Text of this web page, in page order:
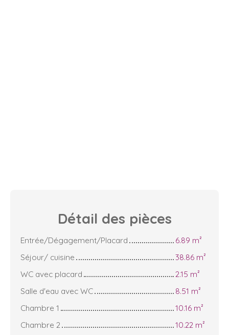
Détail des pièces
Entrée/Dégagement/Placard
6.89 m²
Séjour/ cuisine
38.86 m²
WC avec placard
2.15 m²
Salle d'eau avec WC
8.51 m²
Chambre 1
10.16 m²
Chambre 2
10.22 m²